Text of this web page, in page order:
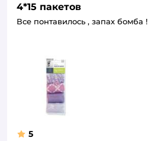
4*15 пакетов
Все понтавилось , запах бомба !
5